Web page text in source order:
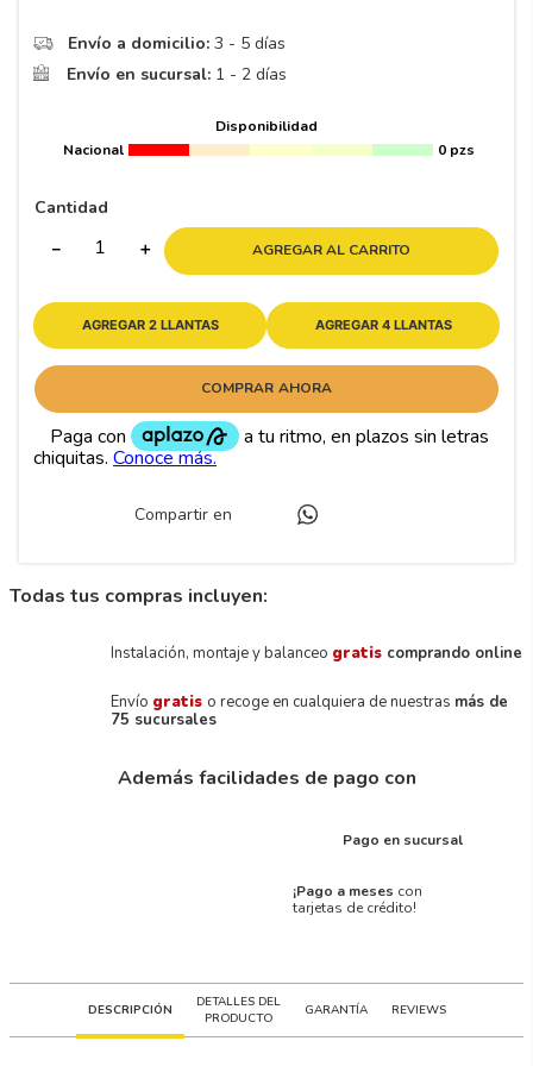
Envío a domicilio: 3 - 5 días
Envío en sucursal: 1 - 2 días
Disponibilidad
Nacional
0 pzs
Cantidad
＋
－ AGREGAR AL CARRITO
AGREGAR 2 LLANTAS AGREGAR 4 LLANTAS
COMPRAR AHORA
Compartir en
Todas tus compras incluyen:
Instalación, montaje y balanceo gratis comprando online
Envío gratis o recoge en cualquiera de nuestras más de
75 sucursales
Además facilidades de pago con
Pago en sucursal
¡Pago a meses con
tarjetas de crédito!
DESCRIPCIÓN
DETALLES DEL
PRODUCTO
GARANTÍA REVIEWS